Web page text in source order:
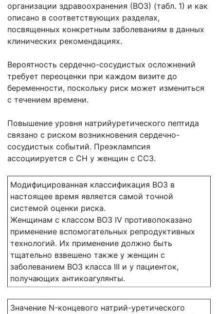
организации здравоохранения (ВОЗ) (табл. 1) и как
описано в соответствующих разделах,
посвященных конкретным заболеваниям в данных
клинических рекомендациях.
Вероятность сердечно-сосудистых осложнений
требует переоценки при каждом визите до
беременности, поскольку риск может измениться
с течением времени.
Повышение уровня натрийуретического пептида
связано с риском возникновения сердечно-
сосудистых событий. Преэклампсия
ассоциируется с СН у женщин с ССЗ.
Модифицированная классификация ВОЗ в
настоящее время является самой точной
системой оценки риска.
Женщинам с классом ВОЗ IV противопоказано
применение вспомогательных репродуктивных
технологий. Их применение должно быть
тщательно взвешено также у женщин с
заболеванием ВОЗ класса III и у пациенток,
получающих антикоагулянты.
Значение N-концевого натрий-уретического